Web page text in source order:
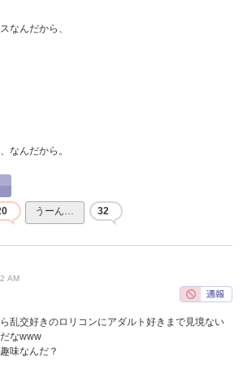
なんだから、
なんだから。
うーん… 32
AM
乱交好きのロリコンにアダルト好きまで見境ない
なwww
味なんだ？